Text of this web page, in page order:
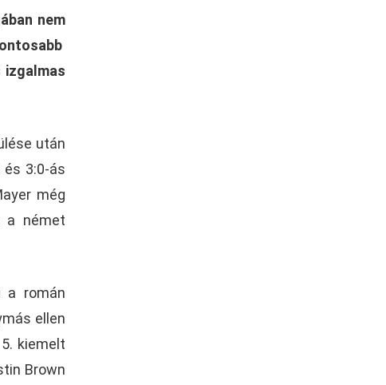
nem
után
3:0-ás
még
a német
a román
ellen
kiemelt
Brown